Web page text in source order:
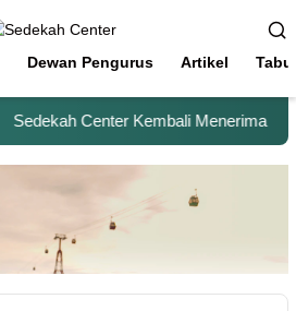
Dewan Pengurus Artikel
Sedekah Center Kembali Menerima